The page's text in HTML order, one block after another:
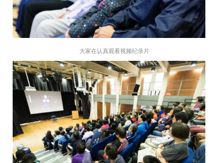
大家在认真观看视频纪录片